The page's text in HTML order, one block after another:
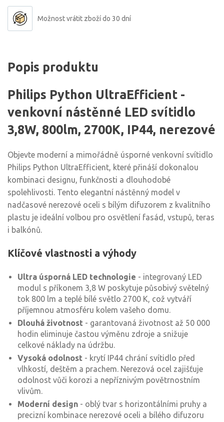
Možnost vrátit zboží do 30 dní
Popis produktu
Philips Python UltraEfficient -
venkovní nástěnné LED svítidlo
3,8W, 800lm, 2700K, IP44, nerezové
Objevte moderní a mimořádně úsporné venkovní svítidlo
Philips Python UltraEfficient, které přináší dokonalou
kombinaci designu, funkčnosti a dlouhodobé
spolehlivosti. Tento elegantní nástěnný model v
nadčasové nerezové oceli s bílým difuzorem z kvalitního
plastu je ideální volbou pro osvětlení fasád, vstupů, teras
i balkónů.
Klíčové vlastnosti a výhody
Ultra úsporná LED technologie - integrovaný LED
modul s příkonem 3,8 W poskytuje působivý světelný
tok 800 lm a teplé bílé světlo 2700 K, což vytváří
příjemnou atmosféru kolem vašeho domu.
Dlouhá životnost - garantovaná životnost až 50 000
hodin eliminuje častou výměnu zdroje a snižuje
celkové náklady na údržbu.
Vysoká odolnost - krytí IP44 chrání svítidlo před
vlhkostí, deštěm a prachem. Nerezová ocel zajišťuje
odolnost vůči korozi a nepříznivým povětrnostním
vlivům.
Moderní design - oblý tvar s horizontálními pruhy a
precizní kombinace nerezové oceli a bílého difuzoru